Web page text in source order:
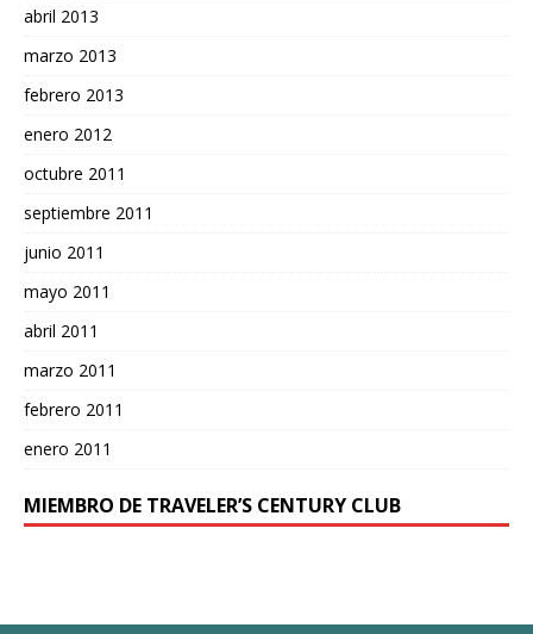
abril 2013
marzo 2013
febrero 2013
enero 2012
octubre 2011
septiembre 2011
junio 2011
mayo 2011
abril 2011
marzo 2011
febrero 2011
enero 2011
MIEMBRO DE TRAVELER’S CENTURY CLUB